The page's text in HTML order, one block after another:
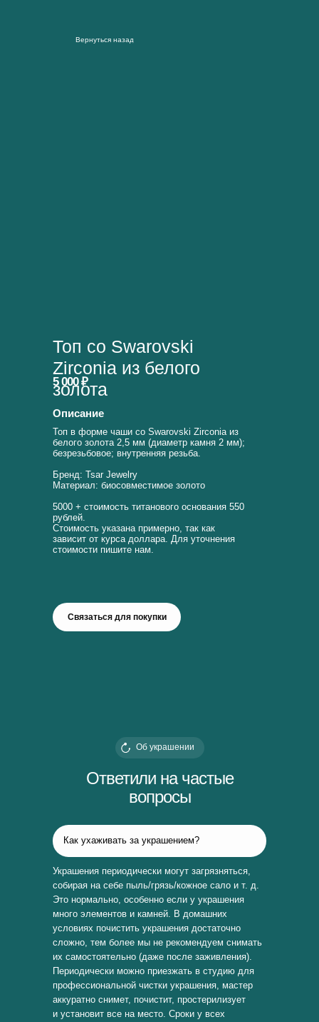
Вернуться назад
Связаться для покупки
Топ со Swarovski
Zirconia из белого
золота
Описание
Топ в форме чаши со Swarovski Zirconia из
белого золота 2,5 мм (диаметр камня 2 мм);
безрезьбовое; внутренняя резьба.
Бренд: Tsar Jewelry
Материал: биосовместимое золото
5000 + стоимость титанового основания 550
рублей.
Стоимость указана примерно, так как
зависит от курса доллара. Для уточнения
стоимости пишите нам.
5 000 ₽
Ответили на частые
вопросы
Об украшении
Как ухаживать за украшением?
Украшения периодически могут загрязняться,
собирая на себе пыль/грязь/кожное сало и т. д.
Это нормально, особенно если у украшения
много элементов и камней. В домашних
условиях почистить украшения достаточно
сложно, тем более мы не рекомендуем снимать
их самостоятельно (даже после заживления).
Периодически можно приезжать в студию для
профессиональной чистки украшения, мастер
аккуратно снимет, почистит, простерилизует
и установит все на место. Сроки у всех